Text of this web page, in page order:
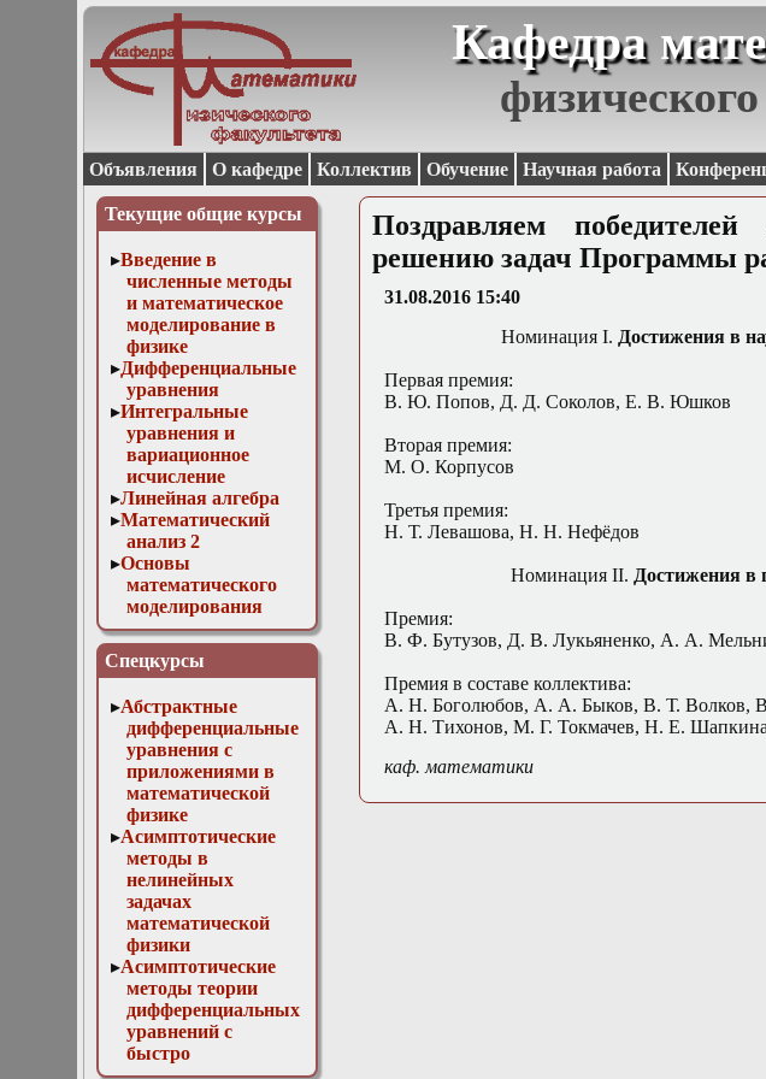
Кафедра
Объявления О кафедре Коллектив Обучение Научная работа
Текущие общие курсы
Введение в
численные методы
и математическое
моделирование в
физике
Дифференциальные
уравнения
Интегральные
уравнения и
вариационное
исчисление
Линейная алгебра
Математический
анализ 2
Основы
математического
моделирования
Численные методы
в физике
Спецкурсы
Абстрактные
дифференциальные
уравнения с
приложениями в
математической
физике
Асимптотические
методы в
нелинейных
задачах
математической
физики
Асимптотические
методы теории
дифференциальных
уравнений с
быстро
осциллирующими
Поздравляем
решению задач Программы
31.08.2016 15:40
Номинация I. Достижения в
Первая премия:
В. Ю. Попов, Д. Д. Соколов, Е. В. Юшков
Вторая премия:
М. О. Корпусов
Третья премия:
Н. Т. Левашова, Н. Н. Нефёдов
Номинация II. Достижения в
Премия:
В. Ф. Бутузов, Д. В. Лукьяненко, А. А.
Премия в составе коллектива:
А. Н. Боголюбов, А. А. Быков, В. Т. Волков,
А. Н. Тихонов, М. Г. Токмачев, Н. Е. Шапкина
каф. математики